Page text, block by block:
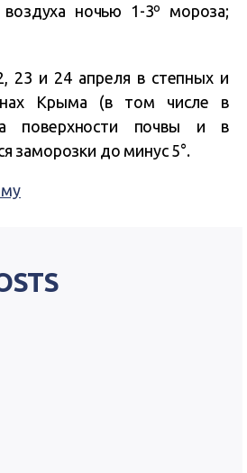
ночью 1-3º мороза;
23 и 24 апреля в степных и
Крыма (в том числе в
поверхности почвы и в
заморозки до минус 5°.